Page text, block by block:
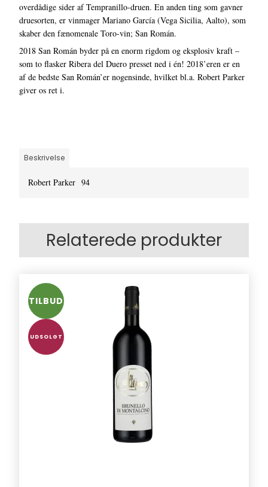
overdådige sider af Tempranillo-druen. En anden ting som gavner
druesorten, er vinmager Mariano García (Vega Sicilia, Aalto), som
skaber den fænomenale Toro-vin; San Román.
2018 San Román byder på en enorm rigdom og eksplosiv kraft –
som to flasker Ribera del Duero presset ned i én! 2018’eren er en
af de bedste San Román’er nogensinde, hvilket bl.a. Robert Parker
giver os ret i.
Beskrivelse
Robert Parker 94
Relaterede produkter
TILBUD
UDSOLGT